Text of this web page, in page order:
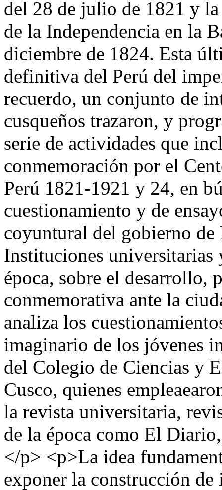
del 28 de julio de 1821 y
de la Independencia en la
diciembre de 1824. Esta
definitiva del Perú del
recuerdo, un conjunto de
cusqueños trazaron, y
serie de actividades que
conmemoración por el
Perú 1821-1921 y 24, en
cuestionamiento y de
coyuntural del gobierno
Instituciones universitarias
época, sobre el desarrollo,
conmemorativa ante la
analiza los
imaginario de los jóvenes
del Colegio de Ciencias y
Cusco, quienes
la revista universitaria,
de la época como El
</p> <p>La idea
exponer la construcción